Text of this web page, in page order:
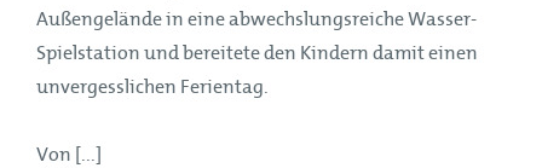
Außengelände in eine abwechslungsreiche Wasser-
Spielstation und bereitete den Kindern damit einen
unvergesslichen Ferientag.
Von [...]